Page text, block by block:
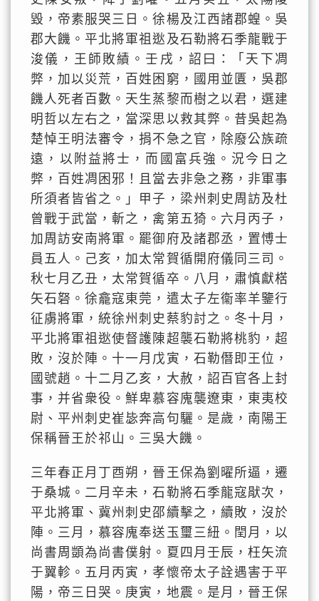
毀，帝素服哭三日。徐楊及江西諸郡蝗。吳
郡大饑。平北將軍祖逖及石勒將石季龍戰于
浚儀，王師敗績。壬戌，詔曰：「天下凋
弊，加以災荒，百姓困窮，國用並匱，吳郡
饑人死者百數。天生蒸黎而樹之以君，選建
明哲以左右之，當深思以救其弊。昔吳起為
楚悼王明法審令，捐不急之官，除廢公族疏
遠，以附益將士，而國富兵強。況今日之
弊，百姓凋困邪！且當去非急之務，非軍事
所須者皆省之。」甲子，梁州刺史周訪及杜
曾戰于武當，斬之，禽第五猗。六月丙子，
加周訪安南將軍。罷御府及諸郡丞，置愽士
員五人。己亥，加太常賀循開府儀同三司。
秋七月乙丑，太常賀循卒。八月，肅慎獻楛
矢石砮。徐龕寇東莞，遣太子左衞率羊鑒行
征虜將軍，統徐州刺史蔡豹討之。冬十月，
平北將軍祖逖使督護陳超襲石勒將桃豹，超
敗，沒於陣。十一月戊寅，石勒僭即王位，
國號趙。十二月乙亥，大赦，詔百官各上封
事，并省衆役。鮮卑慕容廆襲遼東，東夷校
尉、平州刺史崔毖奔高句驪。是歲，南陽王
保稱晉王於祁山。三吳大饑。
三年春正月丁酉朔，晉王保為劉曜所逼，遷
于桑城。二月辛未，石勒將石季龍寇猒次，
平北將軍、冀州刺史邵續擊之，續敗，沒於
陣。三月，慕容廆奉送玉璽三紐。閏月，以
尚書周顗為尚書僕射。夏四月壬辰，枉矢流
于翼軫。五月丙寅，孝懷帝太子詮遇害于平
陽，帝三日哭。庚寅，地震。是月，晉王保